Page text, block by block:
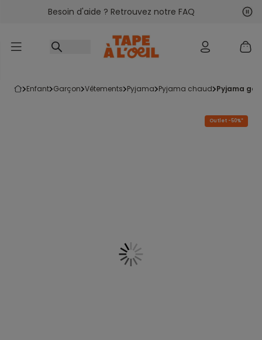
Accéder au contenu
Besoin d'aide ? Retrouvez notre FAQ
enfant garçon vêtements pyjama pyjama chaud pyjama
Outlet -50%*